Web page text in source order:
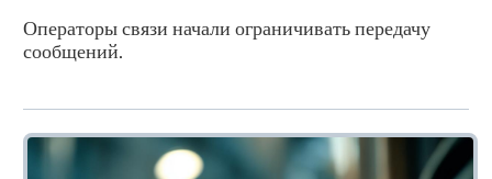
Операторы связи начали ограничивать передачу
сообщений.